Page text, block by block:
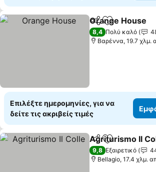
Κοινοποίηση
Προσθήκη
Orange House
8,4 Πολύ καλό
Βαρέννα, 19.7 χλμ.
Επιλέξτε ημερομηνίες, για να
δείτε τις ακριβείς τιμές
Κοινοποίηση
Προσθήκη
Agriturismo Il
9,8 Εξαιρετικό
Bellagio, 17.4 χλμ.